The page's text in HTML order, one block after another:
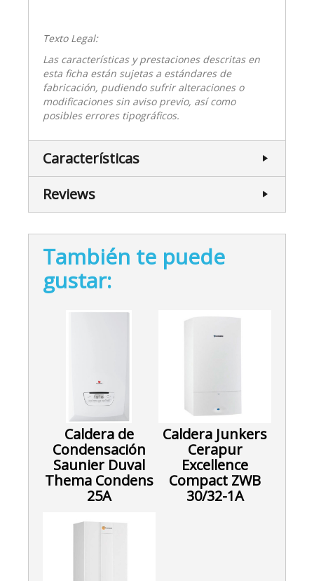
Texto Legal:
Las características y prestaciones descritas en
esta ficha están sujetas a estándares de
fabricación, pudiendo sufrir alteraciones o
modificaciones sin aviso previo, así como
posibles errores tipográficos.
Características
Reviews
También te puede
gustar:
Caldera de
Condensación
Saunier Duval
Thema Condens
25A
Caldera Junkers
Cerapur
Excellence
Compact ZWB
30/32-1A